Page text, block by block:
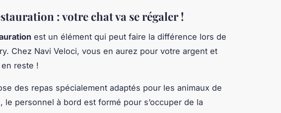
: votre chat va se régaler !
est un élément qui peut faire la différence lors de
Chez Navi Veloci, vous en aurez pour votre argent et
en reste !
des repas spécialement adaptés pour les animaux de
le personnel à bord est formé pour s’occuper de la